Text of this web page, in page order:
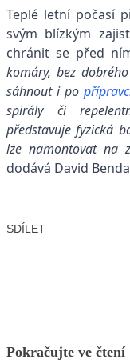
Teplé letní počasí
svým blízkým
chránit se před
komáry, bez
sáhnout i po
spirály či
představuje fyzická
lze namontovat na
dodává David
SDÍLET
Pokračujte ve čtení